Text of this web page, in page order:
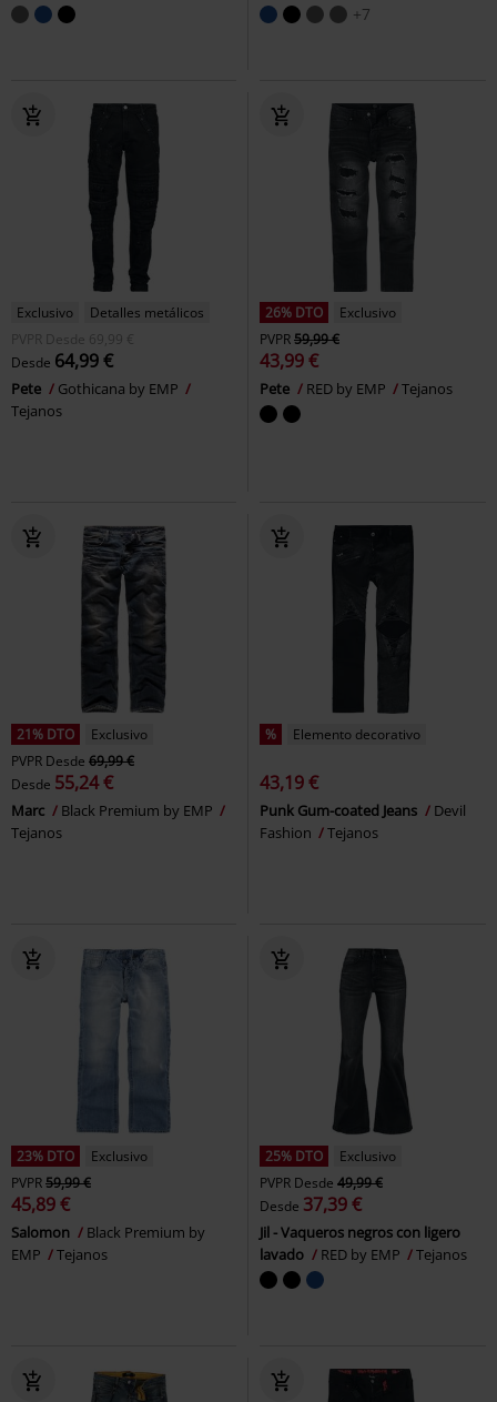
+7
Exclusivo
Detalles metálicos
PVPR
Desde 69,99 €
Desde 64,99 €
Pete
Gothicana by EMP
Tejanos
26% DTO
Exclusivo
PVPR59,99 €
43,99 €
Pete RED by EMP Tejanos
21% DTO
Exclusivo
PVPR Desde 69,99 €
Desde 55,24 €
Marc
Black Premium by EMP
Tejanos
% Elemento decorativo
43,19 €
Punk Gum-coated Jeans
Devil
Fashion
Tejanos
23% DTO
Exclusivo
PVPR59,99 €
45,89 €
Salomon
Black Premium by
EMP
Tejanos
25% DTO
Exclusivo
PVPR Desde 49,99 €
Desde 37,39 €
Jil - Vaqueros negros con ligero
lavado
RED by EMP Tejanos